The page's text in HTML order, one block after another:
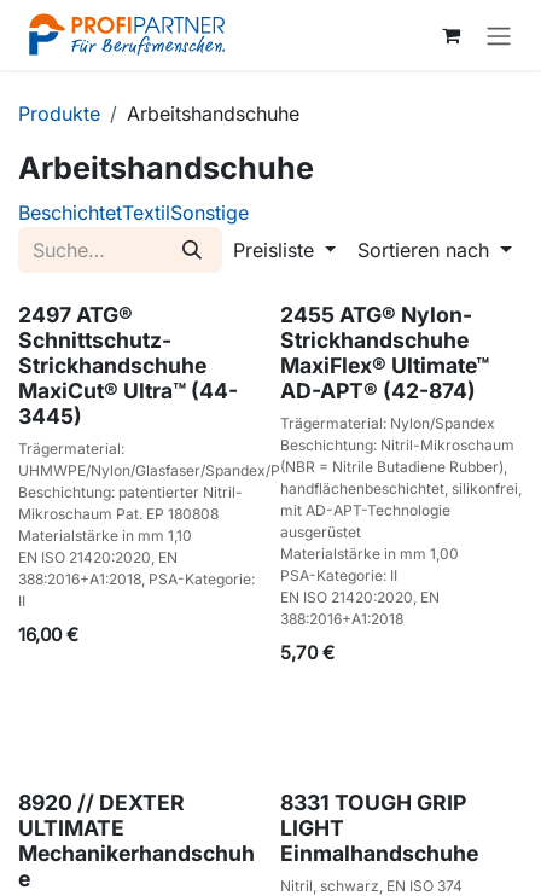
Zum Inhalt springen
Produkte Arbeitshandschuhe
Arbeitshandschuhe
BeschichtetTextilSonstige
Preisliste
Sortieren nach
2497 ATG®
Schnittschutz-
Strickhandschuhe
MaxiCut® Ultra™ (44-
3445)
Trägermaterial:
UHMWPE/Nylon/Glasfaser/Spandex/Polyester
Beschichtung: patentierter Nitril-
Mikroschaum Pat. EP 180808
Materialstärke in mm 1,10
EN ISO 21420:2020, EN
388:2016+A1:2018, PSA-Kategorie:
II
16,00€
2455 ATG® Nylon-
Strickhandschuhe
MaxiFlex® Ultimate™
AD-APT® (42-874)
Trägermaterial: Nylon/Spandex
Beschichtung: Nitril-Mikroschaum
(NBR = Nitrile Butadiene Rubber),
handflächenbeschichtet, silikonfrei,
mit AD-APT-Technologie
ausgerüstet
Materialstärke in mm 1,00
PSA-Kategorie: II
EN ISO 21420:2020, EN
388:2016+A1:2018
5,70€
8920 // DEXTER
ULTIMATE
Mechanikerhandschuh
e
8331 TOUGH GRIP
LIGHT
Einmalhandschuhe
Nitril, schwarz, EN ISO 374